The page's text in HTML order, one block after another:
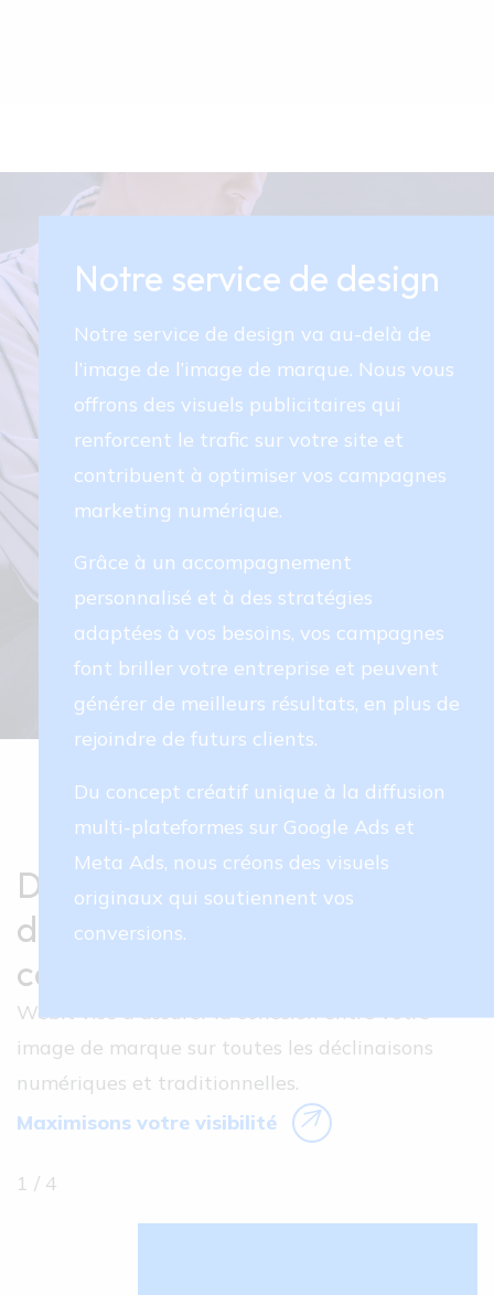
Notre service de design
Notre service de design va au-delà de
l’image de l’image de marque. Nous vous
offrons des visuels publicitaires qui
renforcent le trafic sur votre site et
contribuent à optimiser vos campagnes
marketing numérique.
Grâce à un accompagnement
personnalisé et à des stratégies
adaptées à vos besoins, vos campagnes
font briller votre entreprise et peuvent
générer de meilleurs résultats, en plus de
rejoindre de futurs clients.
Du concept créatif unique à la diffusion
multi-plateformes sur Google Ads et
Meta Ads, nous créons des visuels
originaux qui soutiennent vos
conversions.
Des visuels uniformes et
distinctifs sur tous vos
canaux
Webit vise à assurer la cohésion entre votre
image de marque sur toutes les déclinaisons
numériques et traditionnelles.
Maximisons votre visibilité
1 / 4